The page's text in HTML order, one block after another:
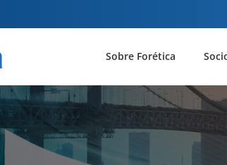
Sobre Forética